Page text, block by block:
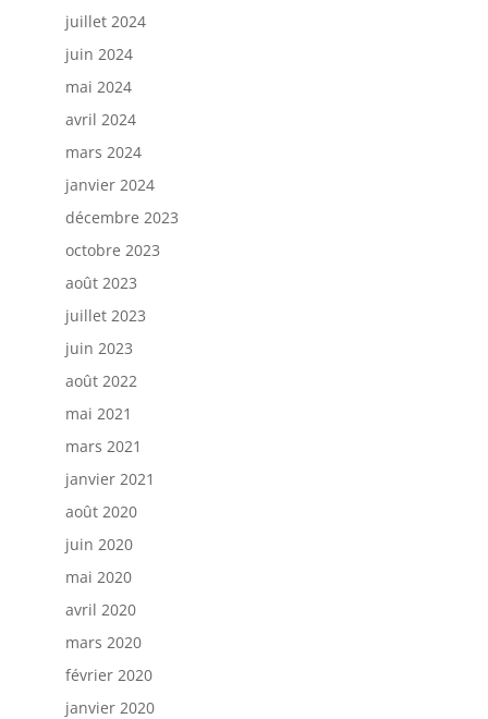
juillet 2024
juin 2024
mai 2024
avril 2024
mars 2024
janvier 2024
décembre 2023
octobre 2023
août 2023
juillet 2023
juin 2023
août 2022
mai 2021
mars 2021
janvier 2021
août 2020
juin 2020
mai 2020
avril 2020
mars 2020
février 2020
janvier 2020